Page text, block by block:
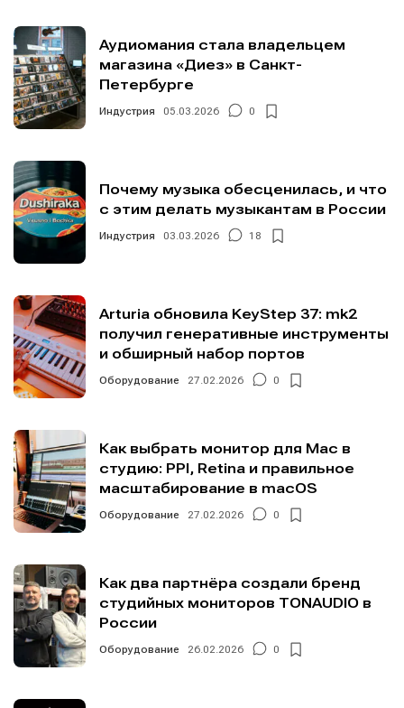
Аудиомания стала владельцем
магазина «Диез» в Санкт-
Петербурге
Индустрия 05.03.2026 0
Почему музыка обесценилась, и что
с этим делать музыкантам в России
Индустрия 03.03.2026 18
Arturia обновила KeyStep 37: mk2
получил генеративные инструменты
и обширный набор портов
Оборудование 27.02.2026 0
Как выбрать монитор для Mac в
студию: PPI, Retina и правильное
масштабирование в macOS
Оборудование 27.02.2026 0
Как два партнёра создали бренд
студийных мониторов TONAUDIO в
России
Оборудование 26.02.2026 0